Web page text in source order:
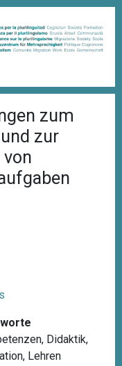
zum
zur
, Didaktik,
, Lehren